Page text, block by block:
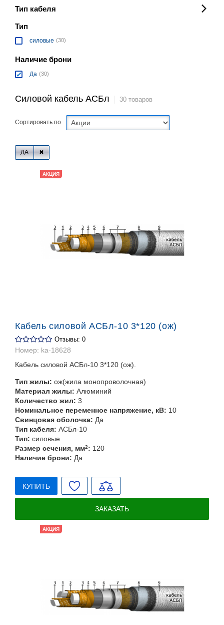
Тип кабеля
Тип
силовые (30)
Наличие брони
Да (30)
Силовой кабель АСБл 30 товаров
Сортировать по
ДА
АКЦИЯ
Кабель силовой АСБл-10 3*120 (ож)
Отзывы: 0
Номер: ka-18628
Кабель силовой АСБл-10 3*120 (ож).
Тип жилы: ож(жила монопроволочная)
Материал жилы: Алюминий
Количество жил: 3
Номинальное переменное напряжение, кВ: 10
Свинцовая оболочка: Да
Тип кабеля: АСБл-10
Тип: силовые
Размер сечения, мм2: 120
Наличие брони: Да
КУПИТЬ
ЗАКАЗАТЬ
АКЦИЯ